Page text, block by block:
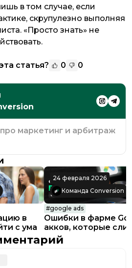
в том случае, если
скрупулезно выполняя
«Просто знать» не
статья?
0
0
маркетинг и арбитраж
в
с ума
24 февраля 2026
Команда Conversion
#google ads
Ошибки в фарме
акков, которые
бюджет в 2026 году